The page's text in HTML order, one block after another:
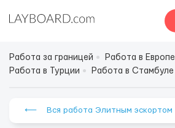
Работа за границей
Работа в Европе
Работа в Турции
Работа в Стамбуле
⟵ Вся работа Элитным эскортом